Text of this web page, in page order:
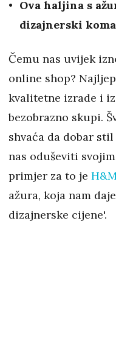
Ova haljina s
dizajnerski
Čemu nas uvijek
online shop?
kvalitetne izrade i
bezobrazno skupi.
shvaća da dobar
nas oduševiti
primjer za to je
ažura, koja nam
dizajnerske cijene'.